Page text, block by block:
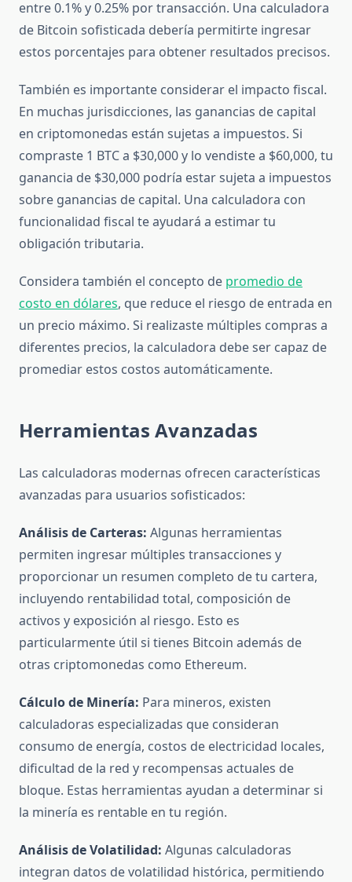
entre 0.1% y 0.25% por transacción. Una calculadora
de Bitcoin sofisticada debería permitirte ingresar
estos porcentajes para obtener resultados precisos.
También es importante considerar el impacto fiscal.
En muchas jurisdicciones, las ganancias de capital
en criptomonedas están sujetas a impuestos. Si
compraste 1 BTC a $30,000 y lo vendiste a $60,000, tu
ganancia de $30,000 podría estar sujeta a impuestos
sobre ganancias de capital. Una calculadora con
funcionalidad fiscal te ayudará a estimar tu
obligación tributaria.
Considera también el concepto de promedio de
costo en dólares, que reduce el riesgo de entrada en
un precio máximo. Si realizaste múltiples compras a
diferentes precios, la calculadora debe ser capaz de
promediar estos costos automáticamente.
Herramientas Avanzadas
Las calculadoras modernas ofrecen características
avanzadas para usuarios sofisticados:
Análisis de Carteras: Algunas herramientas
permiten ingresar múltiples transacciones y
proporcionar un resumen completo de tu cartera,
incluyendo rentabilidad total, composición de
activos y exposición al riesgo. Esto es
particularmente útil si tienes Bitcoin además de
otras criptomonedas como Ethereum.
Cálculo de Minería: Para mineros, existen
calculadoras especializadas que consideran
consumo de energía, costos de electricidad locales,
dificultad de la red y recompensas actuales de
bloque. Estas herramientas ayudan a determinar si
la minería es rentable en tu región.
Análisis de Volatilidad: Algunas calculadoras
integran datos de volatilidad histórica, permitiendo